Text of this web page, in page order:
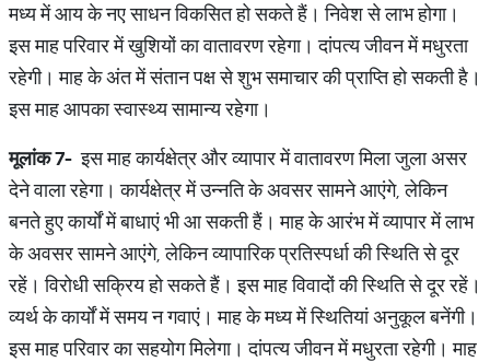
मध्य में आय के नए साधन विकसित हो सकते हैं। निवेश से लाभ होगा।
इस माह परिवार में खुशियों का वातावरण रहेगा। दांपत्य जीवन में मधुरता
रहेगी। माह के अंत में संतान पक्ष से शुभ समाचार की प्राप्ति हो सकती है।
इस माह आपका स्वास्थ्य सामान्य रहेगा।
मूलांक7-इस माह कार्यक्षेत्र और व्यापार में वातावरण मिला जुला असर
देने वाला रहेगा। कार्यक्षेत्र में उन्नति के अवसर सामने आएंगे, लेकिन
बनते हुए कार्यों में बाधाएं भी आ सकती हैं। माह के आरंभ में व्यापार में लाभ
के अवसर सामने आएंगे, लेकिन व्यापारिक प्रतिस्पर्धा की स्थिति से दूर
रहें। विरोधी सक्रिय हो सकते हैं। इस माह विवादों की स्थिति से दूर रहें।
व्यर्थ के कार्यों में समय न गवाएं। माह के मध्य में स्थितियां अनुकूल बनेंगी।
इस माह परिवार का सहयोग मिलेगा। दांपत्य जीवन में मधुरता रहेगी। माह